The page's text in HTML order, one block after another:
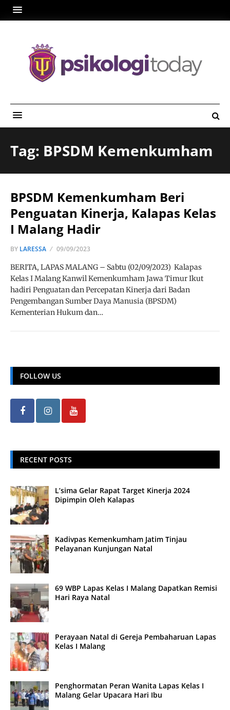
Tag: BPSDM Kemenkumham
BPSDM Kemenkumham Beri
Penguatan Kinerja, Kalapas Kelas
I Malang Hadir
BY LARESSA 09/09/2023
BERITA, LAPAS MALANG – Sabtu (02/09/2023) Kalapas
Kelas I Malang Kanwil Kemenkumham Jawa Timur Ikut
hadiri Penguatan dan Percepatan Kinerja dari Badan
Pengembangan Sumber Daya Manusia (BPSDM)
Kementerian Hukum dan…
FOLLOW US
RECENT POSTS
L’sima Gelar Rapat Target Kinerja 2024
Dipimpin Oleh Kalapas
Kadivpas Kemenkumham Jatim Tinjau
Pelayanan Kunjungan Natal
69 WBP Lapas Kelas I Malang Dapatkan Remisi
Hari Raya Natal
Perayaan Natal di Gereja Pembaharuan Lapas
Kelas I Malang
Penghormatan Peran Wanita Lapas Kelas I
Malang Gelar Upacara Hari Ibu